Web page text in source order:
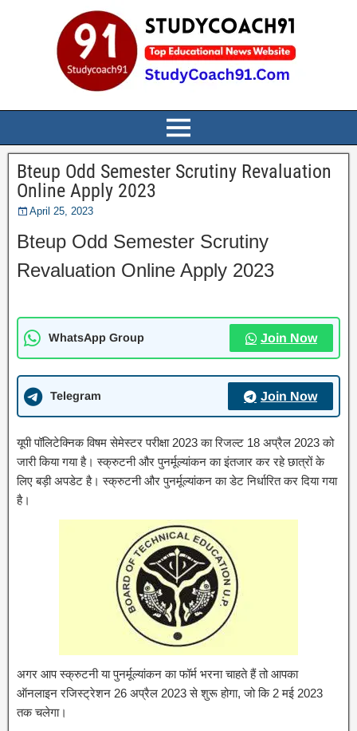
Bteup Odd Semester Scrutiny Revaluation
Online Apply 2023
April 25, 2023
Bteup Odd Semester Scrutiny
Revaluation Online Apply 2023
WhatsApp Group Join Now
Telegram Join Now
यूपी पॉलिटेक्निक विषम सेमेस्टर परीक्षा 2023 का रिजल्ट 18 अप्रैल 2023 को
जारी किया गया है। स्क्रुटनी और पुनर्मूल्यांकन का इंतजार कर रहे छात्रों के
लिए बड़ी अपडेट है। स्क्रुटनी और पुनर्मूल्यांकन का डेट निर्धारित कर दिया गया
है।
अगर आप स्क्रुटनी या पुनर्मूल्यांकन का फॉर्म भरना चाहते हैं तो आपका
ऑनलाइन रजिस्ट्रेशन 26 अप्रैल 2023 से शुरू होगा, जो कि 2 मई 2023
तक चलेगा।